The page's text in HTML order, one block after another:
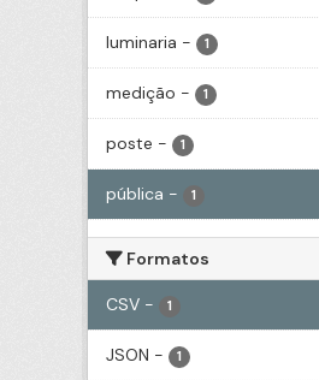
luminaria - 1
medição - 1
poste - 1
pública - 1
Formatos
CSV - 1
JSON - 1